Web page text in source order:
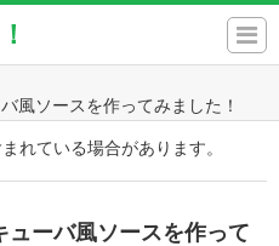
風ソースを作ってみました！
れている場合があります。
ューバ風ソースを作って